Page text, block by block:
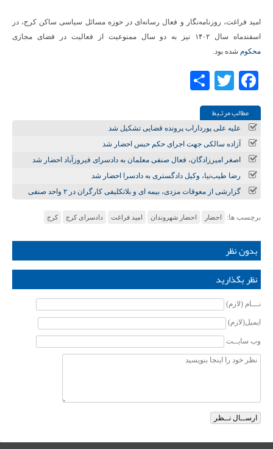
امید فراغت، روزنامه‌نگار و فعال رسانه‌ای در حوزه مسائل سیاسی ساکن کرج، در
اسفندماه سال ۱۴۰۲ نیز به دو سال ممنوعیت از فعالیت در فضای مجازی
محکوم شده بود.
Facebook
Twitter
مطالب مرتـبط
علیه علی پورداراب پرونده قضایی تشکیل شد
آزاده سالکی جهت اجرای حکم حبس احضار شد
اصغر امیرزادگان، فعال صنفی معلمان به دادسرای فیروزآباد احضار شد
رضا طیب‌نیا، وکیل دادگستری به دادسرا احضار شد
گزارشی از معوقات مزدی، بیمه ای و بلاتکلیفی کارگران در ۲ واحد صنفی
برچسب ها: احضار احضار شهروندان امید فراغت دادسرای کرج کرج
بدون نظر
نظر بگذارید
نـــام (لازم)
ایمیل(لازم)
وب سایــت